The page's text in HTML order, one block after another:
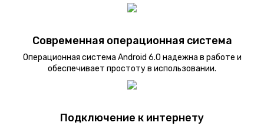
Современная операционная система
Операционная система Android 6.0 надежна в работе и
обеспечивает простоту в использовании.
Подключение к интернету